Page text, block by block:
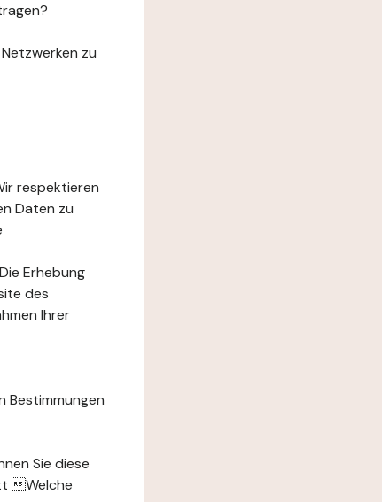
zu
respektieren
Daten zu
Erhebung
des
Ihrer
Bestimmungen
Sie diese
Welche